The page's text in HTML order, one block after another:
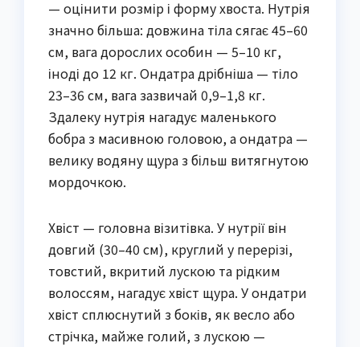
— оцінити розмір і форму хвоста. Нутрія
значно більша: довжина тіла сягає 45–60
см, вага дорослих особин — 5–10 кг,
іноді до 12 кг. Ондатра дрібніша — тіло
23–36 см, вага зазвичай 0,9–1,8 кг.
Здалеку нутрія нагадує маленького
бобра з масивною головою, а ондатра —
велику водяну щура з більш витягнутою
мордочкою.
Хвіст — головна візитівка. У нутрії він
довгий (30–40 см), круглий у перерізі,
товстий, вкритий лускою та рідким
волоссям, нагадує хвіст щура. У ондатри
хвіст сплюснутий з боків, як весло або
стрічка, майже голий, з лускою —